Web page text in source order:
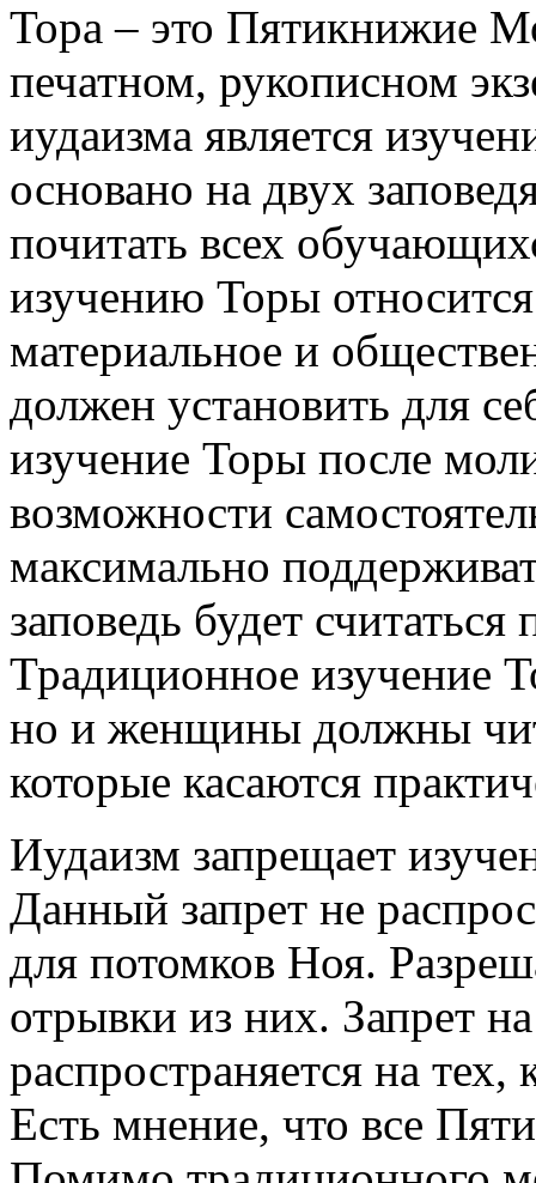
Тора – это Пятикнижие
печатном, рукописном
иудаизма является
основано на двух
почитать всех
изучению Торы
материальное и
должен установить для
изучение Торы после
возможности
максимально
заповедь будет
Традиционное изучение
но и женщины должны
которые касаются
Иудаизм запрещает
Данный запрет не
для потомков Ноя.
отрывки из них. Запрет
распространяется на
Есть мнение, что все